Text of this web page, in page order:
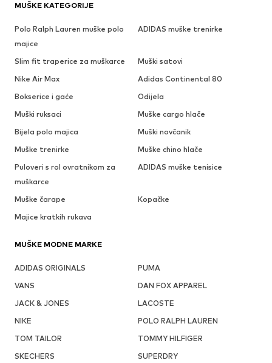
MUŠKE KATEGORIJE
Polo Ralph Lauren muške polo
majice
ADIDAS muške trenirke
Slim fit traperice za muškarce
Muški satovi
Nike Air Max
Adidas Continental 80
Bokserice i gaće
Odijela
Muški ruksaci
Muške cargo hlače
Bijela polo majica
Muški novčanik
Muške trenirke
Muške chino hlače
Puloveri s rol ovratnikom za
muškarce
ADIDAS muške tenisice
Muške čarape
Kopačke
Majice kratkih rukava
MUŠKE MODNE MARKE
ADIDAS ORIGINALS
PUMA
VANS
DAN FOX APPAREL
JACK & JONES
LACOSTE
NIKE
POLO RALPH LAUREN
TOM TAILOR
TOMMY HILFIGER
SKECHERS
SUPERDRY